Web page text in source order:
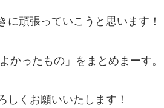
頑張っていこうと思います！
かったもの」をまとめまーす。
しくお願いいたします！